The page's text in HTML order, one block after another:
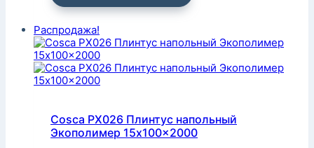
Распродажа!
Cosca PX026 Плинтус напольный
Экополимер 15x100x2000